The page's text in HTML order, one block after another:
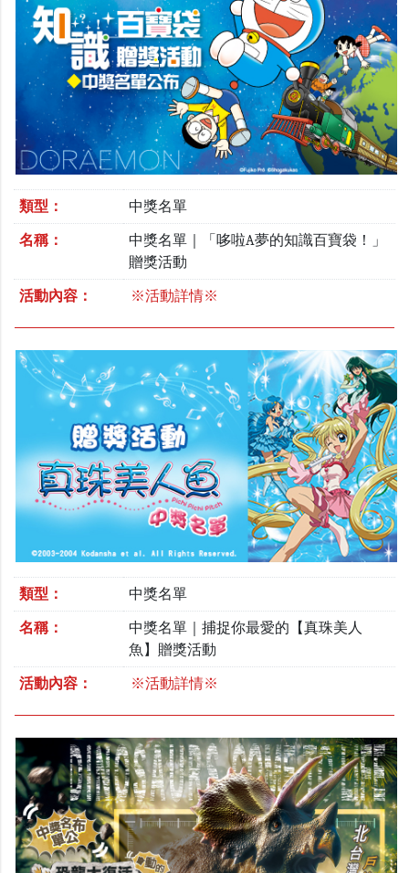
類型： 中獎名單
名稱：
中獎名單｜「哆啦A夢的知識百寶袋！」
贈獎活動
活動內容： ※活動詳情※
類型： 中獎名單
名稱：
中獎名單｜捕捉你最愛的【真珠美人
魚】贈獎活動
活動內容： ※活動詳情※